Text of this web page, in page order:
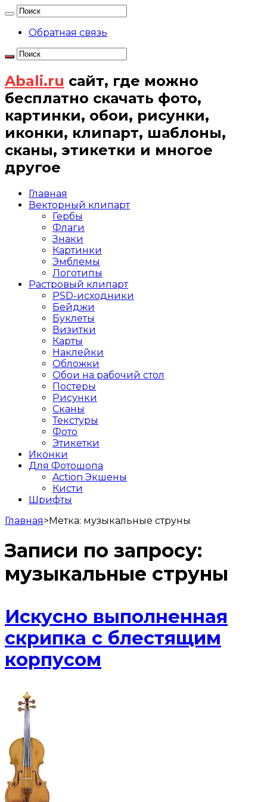
Обратная связь
Abali.ru сайт, где можно
бесплатно скачать фото,
картинки, обои, рисунки,
иконки, клипарт, шаблоны,
сканы, этикетки и многое
другое
Главная
Векторный клипарт
Гербы
Флаги
Знаки
Картинки
Эмблемы
Логотипы
Растровый клипарт
PSD-исходники
Бейджи
Буклеты
Визитки
Карты
Наклейки
Обложки
Обои на рабочий стол
Постеры
Рисунки
Сканы
Текстуры
Фото
Этикетки
Иконки
Для Фотошопа
Action Экшены
Кисти
Шрифты
Главная>Метка: музыкальные струны
Записи по запросу:
музыкальные струны
Искусно выполненная
скрипка с блестящим
корпусом